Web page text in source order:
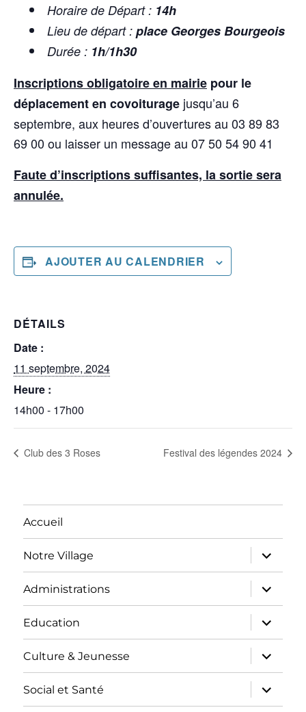
Horaire de Départ :14h
Lieu de départ : place Georges Bourgeois
Durée : 1h/1h30
Inscriptions obligatoire en mairie pour le
déplacement en covoiturage jusqu’au 6
septembre, aux heures d’ouvertures au 03 89 83
69 00 ou laisser un message au 07 50 54 90 41
Faute d’inscriptions suffisantes, la sortie sera
annulée.
AJOUTER AU CALENDRIER
DÉTAILS
Date :
11 septembre, 2024
Heure :
14h00 - 17h00
Club des 3 Roses Festival des légendes 2024
Accueil
Notre Village
ouvrir
le
sous-
menu
Administrations
ouvrir
le
sous-
menu
Education
ouvrir
le
sous-
menu
Culture & Jeunesse
ouvrir
le
sous-
menu
Social et Santé
ouvrir
le
sous-